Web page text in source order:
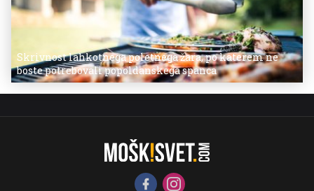
Skrivnost lahkotnega poletnega žara, po katerem ne
boste potrebovali popoldanskega spanca